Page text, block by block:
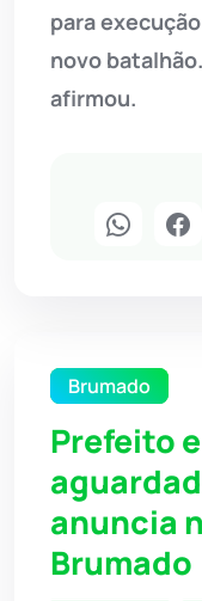
para
novo
afirmou.
Brumado
Prefeito
anuncia
Brumado